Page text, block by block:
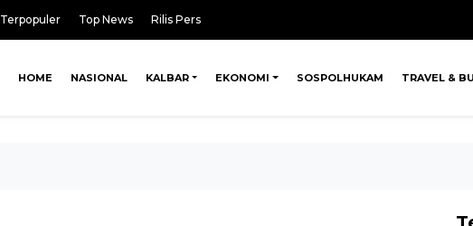
Terpopuler Top News Rilis Pers
HOME NASIONAL KALBAR EKONOMI SOSPOLHUKAM TRAVEL &